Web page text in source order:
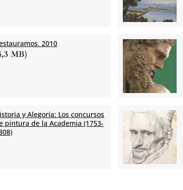
2010
MB)
y Alegoría: Los concursos
pintura de la Academia (1753-